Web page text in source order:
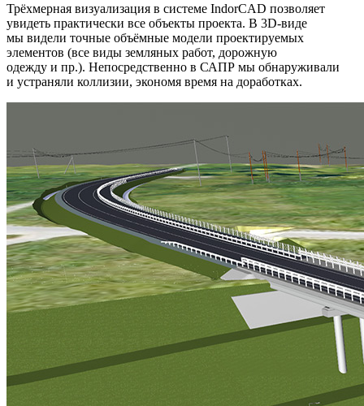
Трёхмерная визуализация в системе IndorCAD позволяет
увидеть практически все объекты проекта. В 3D-виде
мы видели точные объёмные модели проектируемых
элементов (все виды земляных работ, дорожную
одежду и пр.). Непосредственно в САПР мы обнаруживали
и устраняли коллизии, экономя время на доработках.